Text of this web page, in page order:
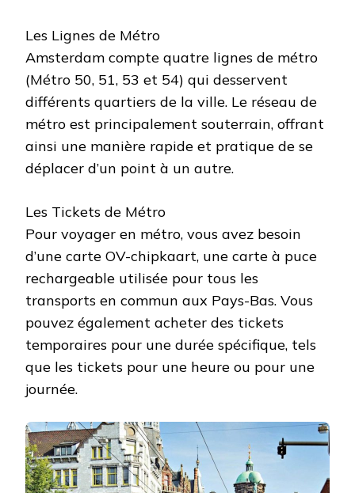
Les Lignes de Métro
Amsterdam compte quatre lignes de métro
(Métro 50, 51, 53 et 54) qui desservent
différents quartiers de la ville. Le réseau de
métro est principalement souterrain, offrant
ainsi une manière rapide et pratique de se
déplacer d’un point à un autre.
Les Tickets de Métro
Pour voyager en métro, vous avez besoin
d’une carte OV-chipkaart, une carte à puce
rechargeable utilisée pour tous les
transports en commun aux Pays-Bas. Vous
pouvez également acheter des tickets
temporaires pour une durée spécifique, tels
que les tickets pour une heure ou pour une
journée.